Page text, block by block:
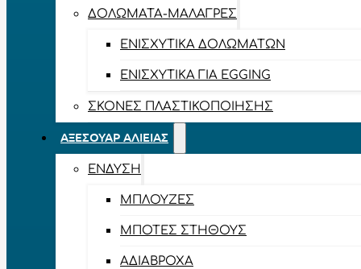
ΔΟΛΏΜΑΤΑ-ΜΑΛΆΓΡΕΣ
ΕΝΙΣΧΥΤΙΚΆ ΔΟΛΩΜΆΤΩΝ
ΕΝΙΣΧΥΤΙΚΆ ΓΙΑ EGGING
ΣΚΌΝΕΣ ΠΛΑΣΤΙΚΟΠΟΊΗΣΗΣ
ΑΞΕΣΟΥΆΡ ΑΛΙΕΊΑΣ
ΈΝΔΥΣΗ
ΜΠΛΟΎΖΕΣ
ΜΠΌΤΕΣ ΣΤΉΘΟΥΣ
ΑΔΙΆΒΡΟΧΑ